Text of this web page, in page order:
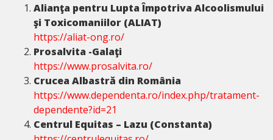
Alianţa pentru Lupta Împotriva Alcoolismului
şi Toxicomaniilor (ALIAT)
https://aliat-ong.ro/
Prosalvita -Galaţi
https://www.prosalvita.ro/
Crucea Albastră din România
https://www.dependenta.ro/index.php/tratament-
dependente?id=21
Centrul Equitas – Lazu (Constanta)